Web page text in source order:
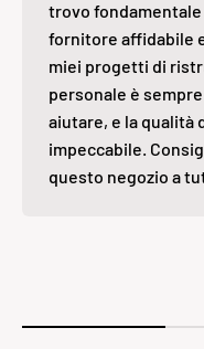
trovo
fornitore affidabile
miei progetti di
personale è
aiutare, e la qualità
impeccabile.
questo negozio a